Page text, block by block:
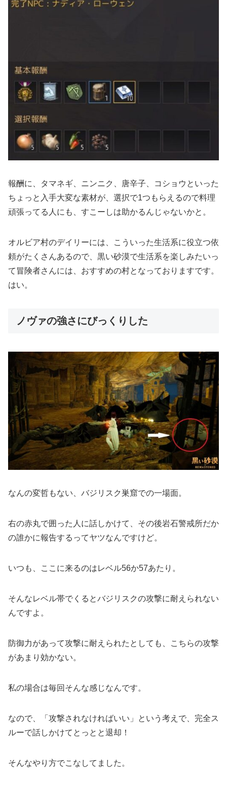
報酬に、タマネギ、ニンニク、唐辛子、コショウといった
ちょっと入手大変な素材が、選択で1つもらえるので料理
頑張ってる人にも、すこーしは助かるんじゃないかと。
オルビア村のデイリーには、こういった生活系に役立つ依
頼がたくさんあるので、黒い砂漠で生活系を楽しみたいっ
て冒険者さんには、おすすめの村となっておりますです。
はい。
ノヴァの強さにびっくりした
なんの変哲もない、バジリスク巣窟での一場面。
右の赤丸で囲った人に話しかけて、その後岩石警戒所だか
の誰かに報告するってヤツなんですけど。
いつも、ここに来るのはレベル56か57あたり。
そんなレベル帯でくるとバジリスクの攻撃に耐えられない
んですよ。
防御力があって攻撃に耐えられたとしても、こちらの攻撃
があまり効かない。
私の場合は毎回そんな感じなんです。
なので、「攻撃されなければいい」という考えで、完全ス
ルーで話しかけてとっとと退却！
そんなやり方でこなしてました。